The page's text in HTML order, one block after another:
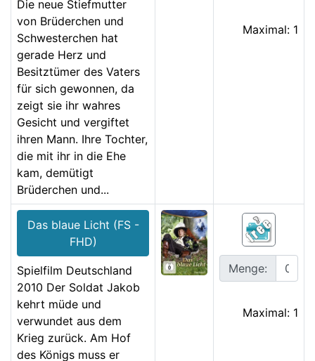
Die neue Stiefmutter
von Brüderchen und
Schwesterchen hat
gerade Herz und
Besitztümer des Vaters
für sich gewonnen, da
zeigt sie ihr wahres
Gesicht und vergiftet
ihren Mann. Ihre Tochter,
die mit ihr in die Ehe
kam, demütigt
Brüderchen und...
Maximal: 1
Das blaue Licht (FS -
FHD)
Spielfilm Deutschland
2010 Der Soldat Jakob
kehrt müde und
verwundet aus dem
Krieg zurück. Am Hof
des Königs muss er
Menge:
Maximal: 1